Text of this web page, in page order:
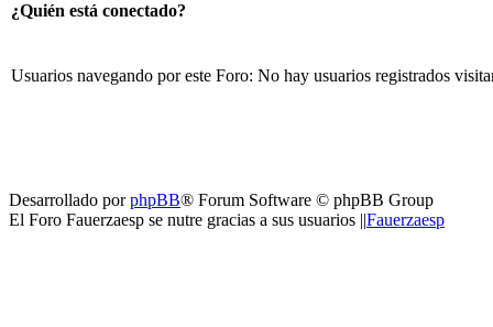
¿Quién está conectado?
Usuarios navegando por este Foro: No hay usuarios registrados
Desarrollado porphpBB® Forum Software © phpBB Group
El Foro Fauerzaesp se nutre gracias a sus usuarios ||Fauerzaesp